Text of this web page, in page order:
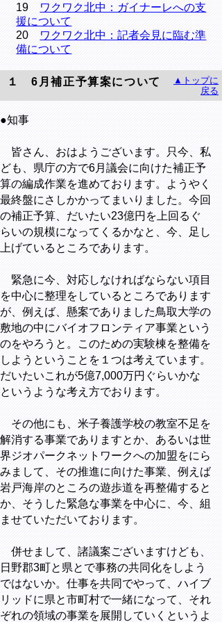
19 ワクワク北中：ガイナーレへの支
援について
20 ワクワク北中：記者会見に臨む準
備について
１ 6月補正予算案について
▲トップに
戻る
●知事
皆さん、おはようございます。只今、私
ども、県庁の方で6月議会に向けた補正予
算の編成作業を進めております。ようやく
最終盤にさしかかってまいりました。今回
の補正予算、だいたい23億円を上回るぐ
らいの規模になってくるかなと、今、足し
上げているところであります。
緊急に今、対応しなければならない項目
を中心に整理をしているところであります
が、例えば、懸案でありました鳥取大学の
敷地の中にバイオフロンティア事業という
のをやろうと。このための実験棟を整備を
しようということを１つは考えています。
だいたいこれが5億7,000万円ぐらいかな
というような考え方でおります。
その他にも、米子養護学校の教室不足を
解消する事業でありますとか、あるいは世
界ジオパークネットワークへの加盟をにら
みまして、その推進に向けた事業、例えば
岩戸海岸のところの遊歩道を再整備すると
か、そうした緊急な事業を中心に、今、組
ませていただいております。
併せまして、諸議案ございますけども、
日野郡3町と県とで事務の共同化をしよう
ではないか。仕事を共同でやって、ハイブ
リッドに県と市町村で一緒になって、それ
ぞれの領域の事業を展開していくというよ